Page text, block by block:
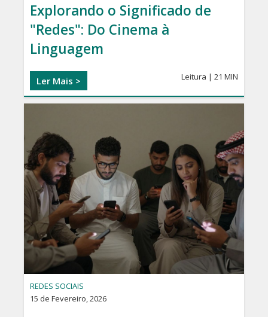
Explorando o Significado de
"Redes": Do Cinema à
Linguagem
Ler Mais > Leitura | 21 MIN
REDES SOCIAIS
15 de Fevereiro, 2026